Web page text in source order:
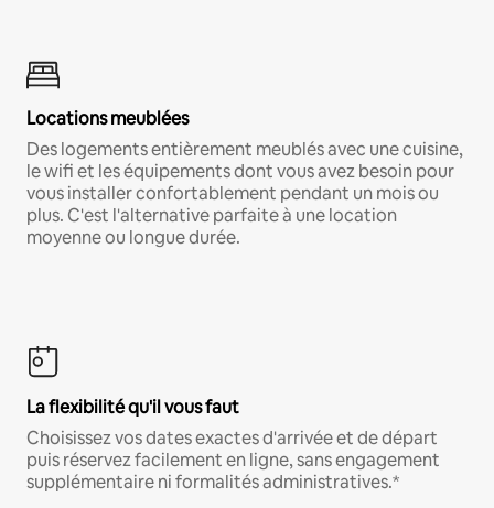
Locations meublées
Des logements entièrement meublés avec une cuisine,
le wifi et les équipements dont vous avez besoin pour
vous installer confortablement pendant un mois ou
plus. C'est l'alternative parfaite à une location
moyenne ou longue durée.
La flexibilité qu'il vous faut
Choisissez vos dates exactes d'arrivée et de départ
puis réservez facilement en ligne, sans engagement
supplémentaire ni formalités administratives.*